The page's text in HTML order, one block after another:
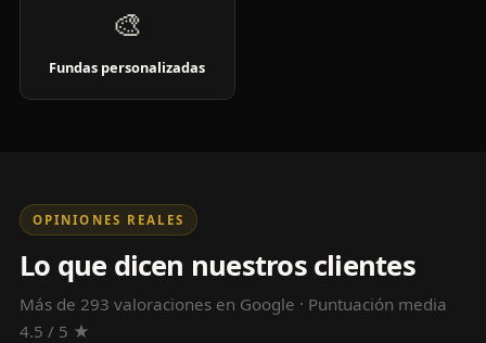
🎨
Fundas personalizadas
OPINIONES REALES
Lo que dicen nuestros clientes
Más de 293 valoraciones en Google · Puntuación media
4.5 / 5 ★